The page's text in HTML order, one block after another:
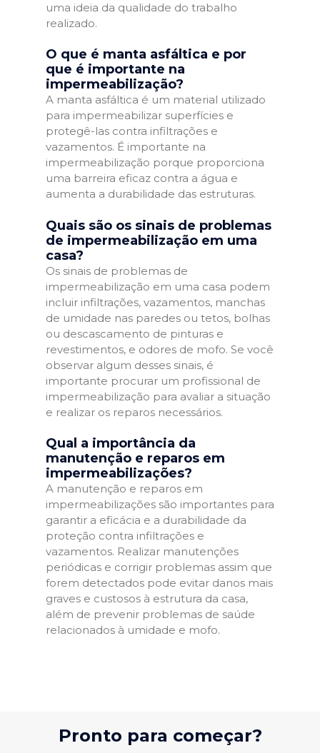
uma ideia da qualidade do trabalho
realizado.
O que é manta asfáltica e por
que é importante na
impermeabilização?
A manta asfáltica é um material utilizado
para impermeabilizar superfícies e
protegê-las contra infiltrações e
vazamentos. É importante na
impermeabilização porque proporciona
uma barreira eficaz contra a água e
aumenta a durabilidade das estruturas.
Quais são os sinais de problemas
de impermeabilização em uma
casa?
Os sinais de problemas de
impermeabilização em uma casa podem
incluir infiltrações, vazamentos, manchas
de umidade nas paredes ou tetos, bolhas
ou descascamento de pinturas e
revestimentos, e odores de mofo. Se você
observar algum desses sinais, é
importante procurar um profissional de
impermeabilização para avaliar a situação
e realizar os reparos necessários.
Qual a importância da
manutenção e reparos em
impermeabilizações?
A manutenção e reparos em
impermeabilizações são importantes para
garantir a eficácia e a durabilidade da
proteção contra infiltrações e
vazamentos. Realizar manutenções
periódicas e corrigir problemas assim que
forem detectados pode evitar danos mais
graves e custosos à estrutura da casa,
além de prevenir problemas de saúde
relacionados à umidade e mofo.
Pronto para começar?